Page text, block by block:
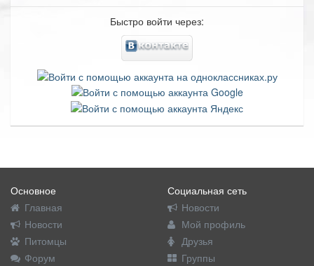
Быстро войти через:
Основное
Главная
Новости
Питомцы
Форум
Социальная сеть
Новости
Мой профиль
Друзья
Группы